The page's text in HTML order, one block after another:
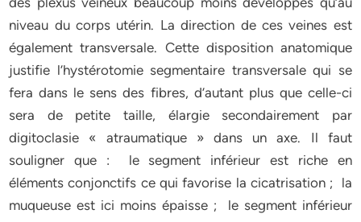
niveau du corps utérin. La direction de ces veines est
également transversale. Cette disposition anatomique
justifie l’hystérotomie segmentaire transversale qui se
fera dans le sens des fibres, d’autant plus que celle-ci
sera de petite taille, élargie secondairement par
digitoclasie « atraumatique » dans un axe. Il faut
souligner que : le segment inférieur est riche en
éléments conjonctifs ce qui favorise la cicatrisation ; la
muqueuse est ici moins épaisse ; le segment inférieur